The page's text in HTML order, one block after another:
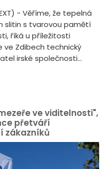
- Věříme, že tepelná
slitin s tvarovou pamětí
říká u příležitosti
Zdibech technický
irské společnosti...
ve viditelnosti",
přetváří
zákazníků